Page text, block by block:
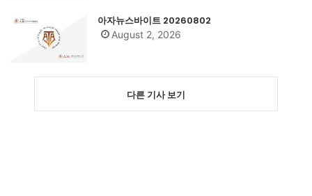
아자뉴스바이트 20260802
August 2, 2026
다른 기사 보기